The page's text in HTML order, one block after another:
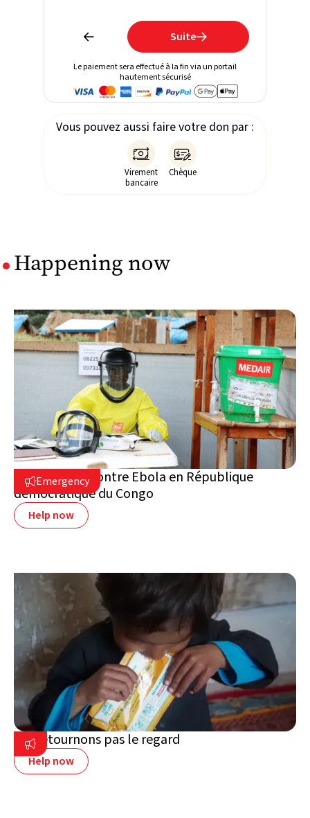
 Suite
Le paiement sera effectué à la fin via un portail
hautement sécurisé
Vous pouvez aussi faire votre don par :

Virement
bancaire

Chèque
Happening now
Emergency
Intervention contre Ebola en République
démocratique du Congo
Help now

Ne détournons pas le regard
Help now